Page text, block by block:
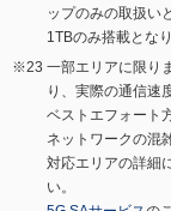
ップのみの取扱い
1TBのみ搭載となり
一部エリアに限り
り、実際の通信速
ベストエフォート
ネットワークの混
対応エリアの詳細
い。